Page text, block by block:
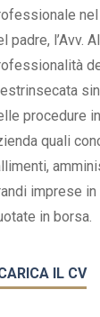
padre, l’Avv.
procedure
quali
imprese in
in borsa.
IL CV